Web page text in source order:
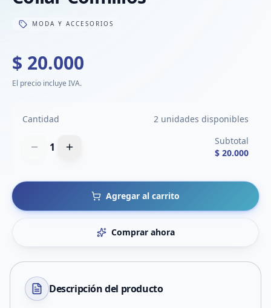
MODA Y ACCESORIOS
$ 20.000
El precio incluye IVA.
Cantidad 2 unidades disponibles
1
Subtotal
$ 20.000
Agregar al carrito
Comprar ahora
Descripción del producto